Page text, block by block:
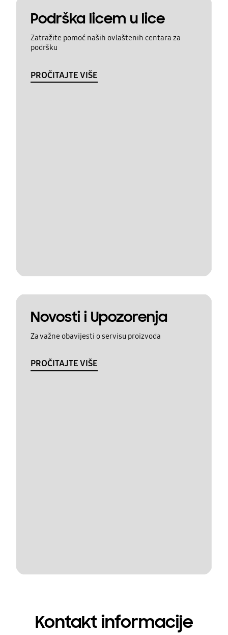
Podrška licem u lice
Zatražite pomoć naših ovlaštenih centara za
podršku
PROČITAJTE VIŠE
Novosti i Upozorenja
Za važne obavijesti o servisu proizvoda
PROČITAJTE VIŠE
Kontakt informacije